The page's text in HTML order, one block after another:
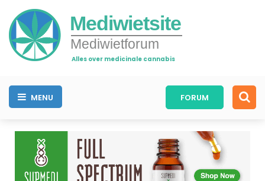
Mediwietsite
Mediwietforum
Alles over medicinale cannabis
MENU FORUM